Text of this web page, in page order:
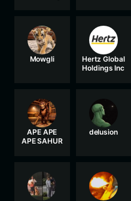
Mowgli
Hertz Global
Holdings Inc
APE APE
APE SAHUR
delusion